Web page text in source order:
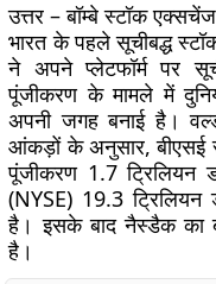
उत्तर – बॉम्बे स्टॉक एक्सचेंज
भारत के पहले सूचीबद्ध
ने अपने प्लेटफॉर्म पर
पूंजीकरण के मामले में
अपनी जगह बनाई है।
आंकड़ों के अनुसार, बीएसई
पूंजीकरण 1.7 ट्रिलियन
(NYSE) 19.3
है। इसके बाद नैस्डैक का
है।